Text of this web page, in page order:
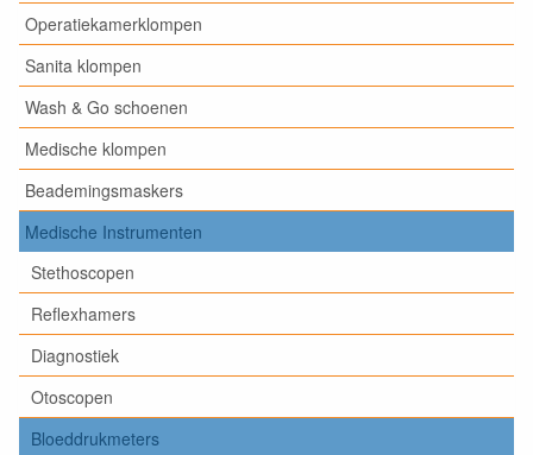
Operatiekamerklompen
Sanita klompen
Wash & Go schoenen
Medische klompen
Beademingsmaskers
Medische Instrumenten
Stethoscopen
Reflexhamers
Diagnostiek
Otoscopen
Bloeddrukmeters